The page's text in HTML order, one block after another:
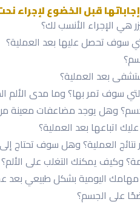
قبل الخضوع لإجراء
هي الإجراء الأنسب لك؟
سوف تحصل عليها بعد العملية؟
بعد العملية؟
سوف تمر بها؟ وما مدى
وهل يوجد مضاعفات معينة
اتباعها بعد العملية؟
العملية؟ وهل سوف تحتاج
وكيف يمكنك التغلب على الألم؟
اليومية بشكل طبيعي بعد
على الجسم؟